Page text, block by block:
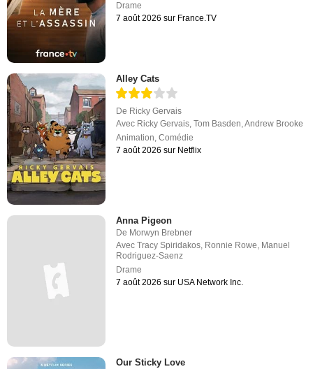
Drame
7 août 2026 sur France.TV
Alley Cats
De Ricky Gervais
Avec Ricky Gervais ,Tom Basden ,Andrew Brooke
Animation ,Comédie
7 août 2026 sur Netflix
Anna Pigeon
De Morwyn Brebner
AvecTracy Spiridakos, Ronnie Rowe, Manuel
Rodriguez-Saenz
Drame
7 août 2026 sur USA Network Inc.
Our Sticky Love